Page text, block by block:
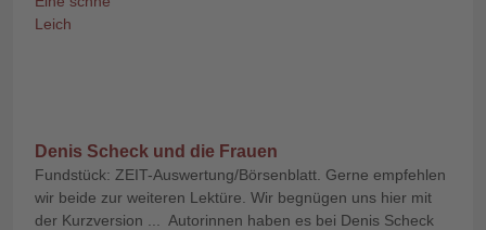
Denis Scheck und die Frauen
Fundstück: ZEIT-Auswertung/Börsenblatt. Gerne empfehlen
wir beide zur weiteren Lektüre. Wir begnügen uns hier mit
der Kurzversion ... Autorinnen haben es bei Denis Scheck